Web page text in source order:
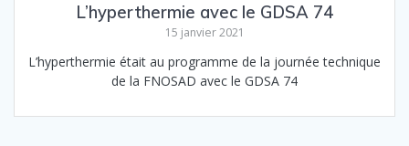
L’hyperthermie avec le GDSA 74
15 janvier 2021
L’hyperthermie était au programme de la journée technique
de la FNOSAD avec le GDSA 74